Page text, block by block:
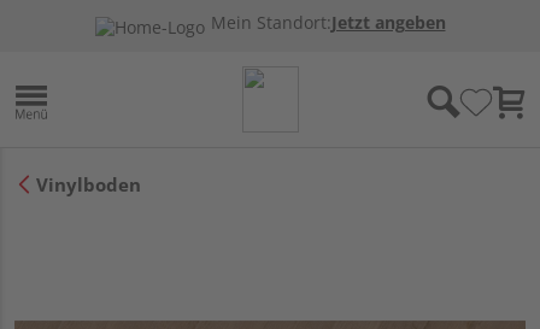
Mein Standort:Jetzt angeben
Vinylboden